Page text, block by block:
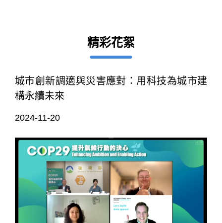
精彩花絮
城市創新調適與災害應對：用科技為城市建
構永續未來
2024-11-20